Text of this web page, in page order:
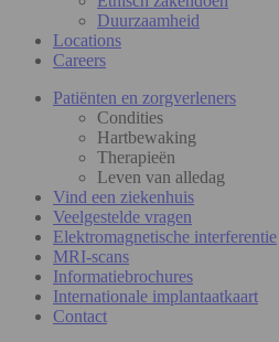
Duurzaamheid
Locations
Careers
Patiënten en zorgverleners
Condities
Hartbewaking
Therapieën
Leven van alledag
Vind een ziekenhuis
Veelgestelde vragen
Elektromagnetische interferentie
MRI-scans
Informatiebrochures
Internationale implantaatkaart
Contact